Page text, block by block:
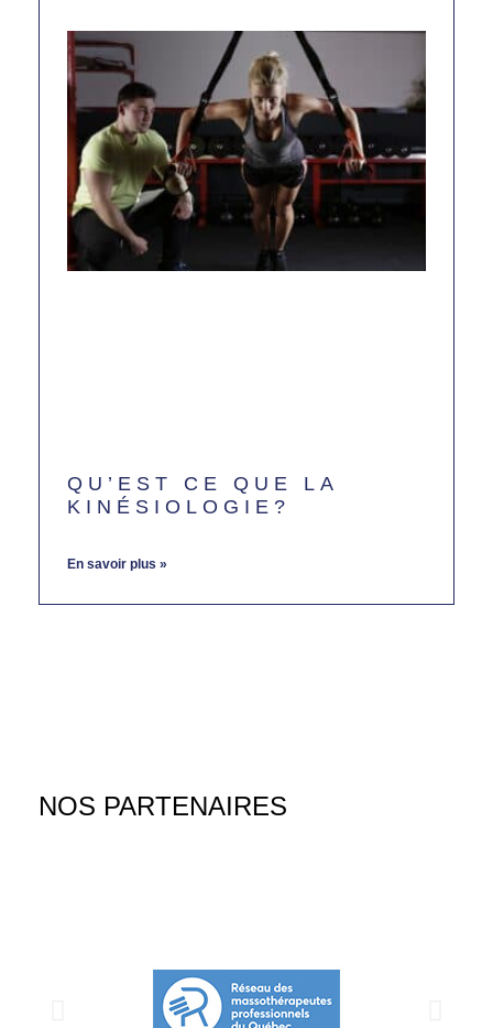
QU’EST CE QUE LA
KINÉSIOLOGIE?
En savoir plus »
NOS PARTENAIRES